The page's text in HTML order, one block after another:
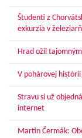
Študenti z
exkurzia v
Hrad ožil
V pohárovej
Stravu si už
internet
Martin Čermák: